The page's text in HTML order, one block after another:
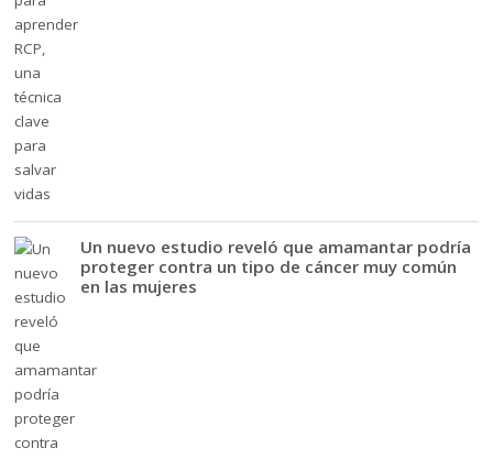
Un nuevo estudio reveló que amamantar podría
proteger contra un tipo de cáncer muy común
en las mujeres